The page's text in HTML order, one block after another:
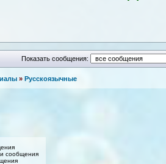
Показать сообщения:
» Русскоязычные
сообщения